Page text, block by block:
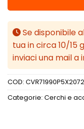
Se disponibile
tua in circa 10/15
inviaci una mail
COD:
Categorie: Cerchi e